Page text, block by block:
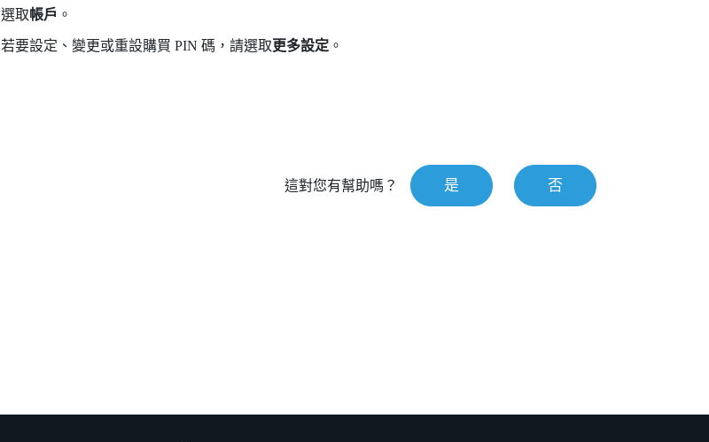
選取帳戶 。
若要設定、變更或重設購買 PIN 碼，請選取更多設定。
這對您有幫助嗎？ 是 否